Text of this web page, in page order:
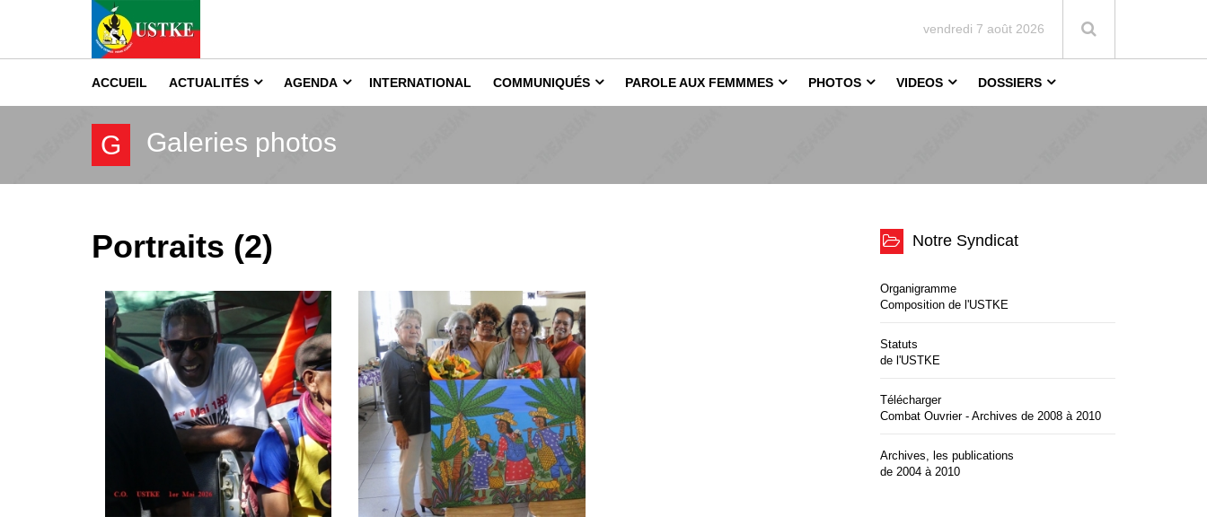
vendredi 7 août 2026
ACCUEIL ACTUALITÉS AGENDA INTERNATIONAL COMMUNIQUÉS PAROLE AUX FEMMMES PHOTOS VIDEOS DOSSIERS
G Galeries photos
Portraits (2) Notre Syndicat
Organigramme
Composition de l'USTKE
Statuts
de l'USTKE
Télécharger
Combat Ouvrier - Archives de 2008 à 2010
Archives, les publications
de 2004 à 2010